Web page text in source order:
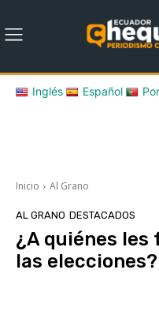
Inglés Español
Inicio Al Grano
AL GRANO DESTACADOS
¿A quiénes les
las elecciones?